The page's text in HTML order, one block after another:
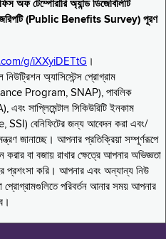
অফ টেম্পোরারি অ্যান্ড ডিজেবিলিটি
জরিপটি (Public Benefits Survey) পূরণ
g/iXXyiDETtG ।
নিউট্রিশন অ্যাসিস্টেন্স প্রোগ্রাম
Program, SNAP), পাবলিক
সাপ্লিমেন্টাল সিকিউরিটি ইনকাম
বেনিফিটের জন্য আবেদন করা এবং/
জানাচ্ছে। আপনার প্রতিক্রিয়া সম্পূর্ণরূপে
বা বজায় রাখার ক্ষেত্রে আপনার অভিজ্ঞতা
প্রশংসা করি। আপনার এবং অন্যান্য নিউ
প্রোগ্রামগুলিতে পরিবর্তন আনার সময় আপনার